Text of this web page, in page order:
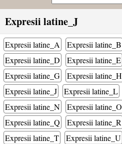
Expresii latine_J
Expresii latine_A Expresii latine_B
Expresii latine_D
Expresii latine_E
Expresii latine_G
Expresii latine_H
Expresii latine_J
Expresii latine_L
Expresii latine_N
Expresii latine_O
Expresii latine_Q
Expresii latine_R
Expresii latine_T
Expresii latine_U